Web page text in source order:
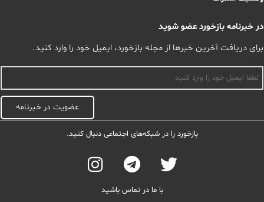
در خبرنامه بازخورد عضو شوید
برای دریافت آخرین خبرها از مجله بازخورد، ایمیل خود را وارد کنید.
عضویت در خبرنامه
بازخورد را در شبکه‌های اجتماعی دنبال کنید.
با ما در تماس باشید